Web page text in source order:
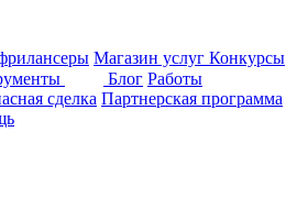
Магазин услуг Конкурсы
Блог Работы
сделка Партнерская программа